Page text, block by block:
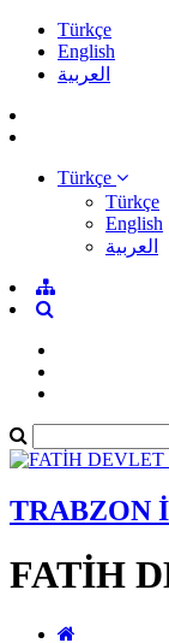
Türkçe
English
العربية
Türkçe
Türkçe
English
العربية
TRABZON
FATİH